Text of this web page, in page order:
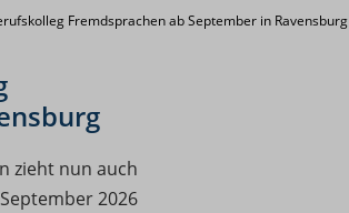
Fremdsprachen ab September in Ravensburg
zieht nun auch
2026